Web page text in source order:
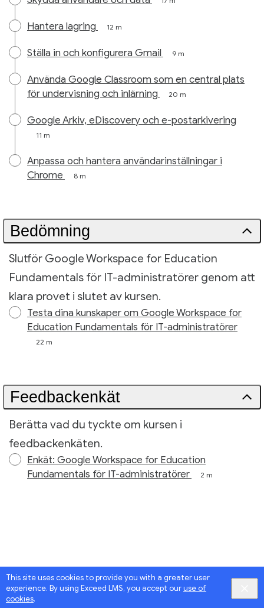
This site uses cookies to provide you with a greater user
experience. By using Exceed LMS, you accept ouruse of
cookies.
Hantera lagring 12 m
Ställa in och konfigurera Gmail 9 m
Använda Google Classroom som en central plats
för undervisning och inlärning
20 m
Google Arkiv, eDiscovery och e-postarkivering
11 m
Anpassa och hantera användarinställningar i
Chrome
8 m
Bedömning
Slutför Google Workspace for Education
Fundamentals för IT-administratörer genom att
klara provet i slutet av kursen.
Testa dina kunskaper om Google Workspace for
Education Fundamentals för IT-administratörer
22 m
Feedbackenkät
Berätta vad du tyckte om kursen i
feedbackenkäten.
Enkät: Google Workspace for Education
Fundamentals för IT-administratörer
2 m